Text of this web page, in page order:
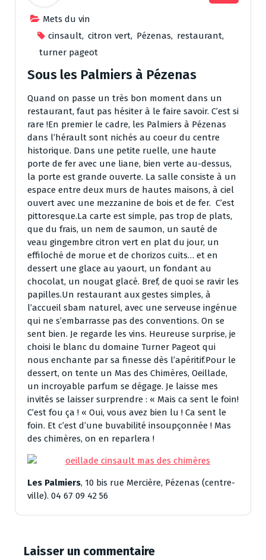
Mets du vin
cinsault, citron vert, Pézenas, restaurant,
turner pageot
Sous les Palmiers à Pézenas
Quand on passe un très bon moment dans un
restaurant, faut pas hésiter à le faire savoir. C’est si
rare !En premier le cadre, les Palmiers à Pézenas
dans l’hérault sont nichés au coeur du centre
historique. Dans une petite ruelle, une haute
porte de fer avec une liane, bien verte au-dessus,
la porte est grande ouverte. La salle consiste à un
espace entre deux murs de hautes maisons, à ciel
ouvert avec une mezzanine de bois et de fer. C’est
pittoresque.La carte est simple, pas trop de plats,
que du frais, un nem de saumon, un sauté de
veau gingembre citron vert en plat du jour, un
effiloché de morue et de chorizos cuits… et en
dessert une glace au yaourt, un fondant au
chocolat, un nougat glacé. Bref, de quoi se ravir les
papilles.Un restaurant aux gestes simples, à
l’accueil sbam naturel, avec une serveuse ingénue
qui ne s’embarrasse pas des conventions. On se
sent bien. Je regarde les vins. Heureuse surprise, je
choisi le blanc du domaine Turner Pageot qui
nous enchante par sa finesse dès l’apéritif.Pour le
dessert, on tente un Mas des Chimères, Oeillade,
un incroyable parfum se dégage. Je laisse mes
invités se laisser surprendre : « Mais ca sent le foin!
C’est fou ça ! « Oui, vous avez bien lu ! Ca sent le
foin. Et c’est d’une buvabilité insoupçonnée ! Mas
des chimères, on en reparlera !
Les Palmiers, 10 bis rue Mercière, Pézenas (centre-
ville). 04 67 09 42 56
Laisser un commentaire